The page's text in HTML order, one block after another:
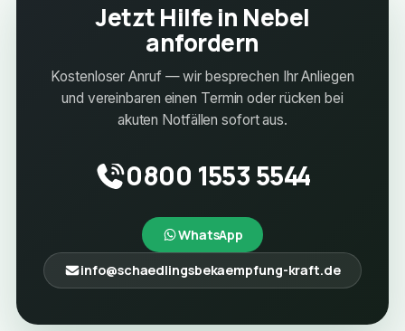
Jetzt Hilfe in Nebel
anfordern
Kostenloser Anruf — wir besprechen Ihr Anliegen
und vereinbaren einen Termin oder rücken bei
akuten Notfällen sofort aus.
0800 1553 5544
WhatsApp
info@schaedlingsbekaempfung-kraft.de